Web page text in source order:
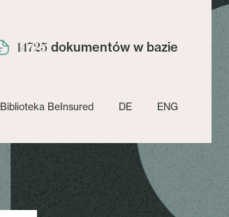
14725 dokumentów w bazie
Biblioteka BeInsured DE ENG